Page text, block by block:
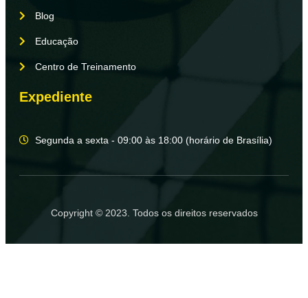
Blog
Educação
Centro de Treinamento
Expediente
Segunda a sexta - 09:00 às 18:00 (horário de Brasília)
Copyright © 2023. Todos os direitos reservados